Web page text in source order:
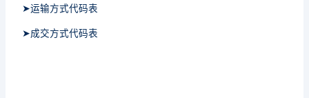
➤运输方式代码表
➤成交方式代码表